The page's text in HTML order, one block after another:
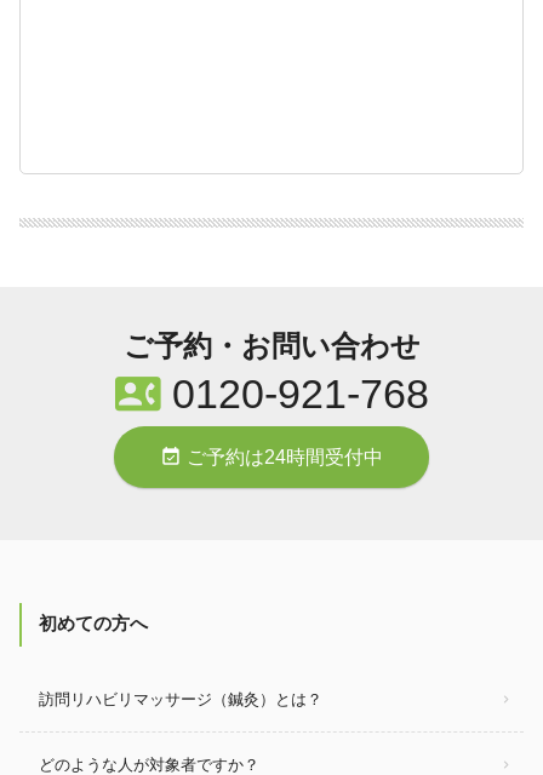
ご予約・お問い合わせ
contact_phone0120-921-768
event_available ご予約は24時間受付中
初めての方へ
訪問リハビリマッサージ（鍼灸）とは？
どのような人が対象者ですか？